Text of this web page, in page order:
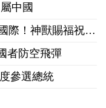
中國
太極門氣功養生學會60週年閃耀國際！神獸賜福祝賀美國國慶
者防空飛彈
參選總統